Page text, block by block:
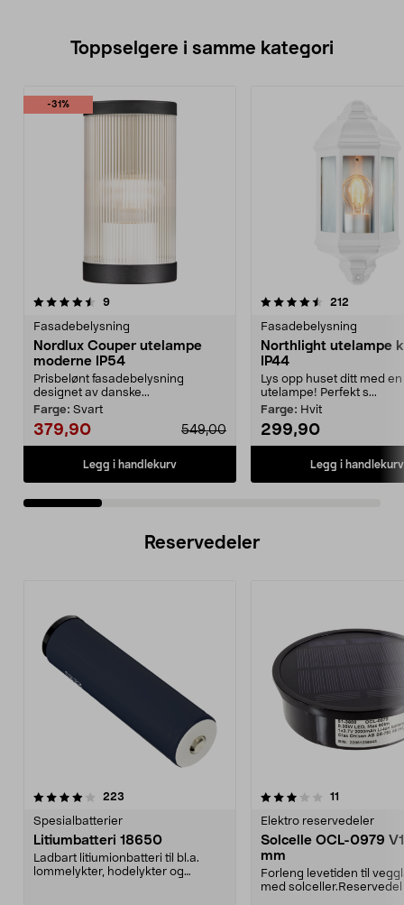
Toppselgere i samme kategori
-31%
9anmeldelser
Fasadebelysning
Nordlux Couper utelampe
moderne IP54
Prisbelønt fasadebelysning
designet av danske...
Farge: Svart
379,90 549,00
Legg i handlekurv
4.5 av 5 stjerner 212
Fasadebelysning
Northlight utelampe klassisk
IP44
Lys opp huset ditt med en
utelampe! Perfekt s...
Farge: Hvit
299,90
Legg i handlekurv
4.5 av 5 stjerner
Reservedeler
223
Spesialbatterier
Litiumbatteri 18650
Ladbart litiumionbatteri til bl.a.
lommelykter, hodelykter og
3.0av 5 stjerner 11
Elektro reservedeler
Solcelle OCL-0979
mm
Forleng levetiden til
med
4.0av 5 stjerner